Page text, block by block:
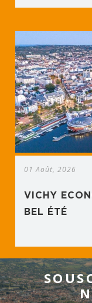
01 Août, 2026
VICHY
BEL ÉTÉ